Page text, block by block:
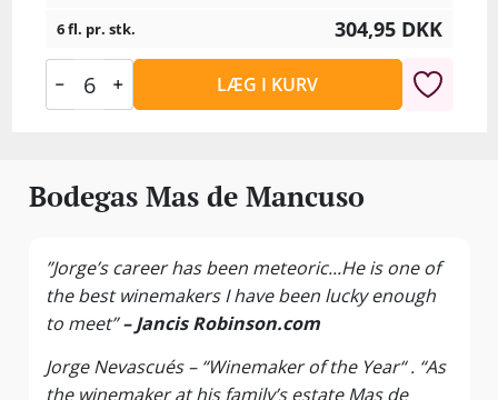
6 fl. pr. stk. 304,95 DKK
LÆG I KURV
Bodegas Mas de Mancuso
”Jorge’s career has been meteoric...He is one of
the best winemakers I have been lucky enough
to meet”– Jancis Robinson.com
Jorge Nevascués – “Winemaker of the Year“ . “As
the winemaker at his family’s estate Mas de